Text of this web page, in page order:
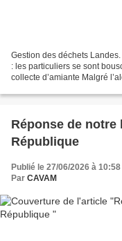
Gestion des déchets
: les particuliers se sont
collecte d’amiante Malgré
Réponse de notre
République
Publié le 27/06/2026 à 10:58
Par CAVAM